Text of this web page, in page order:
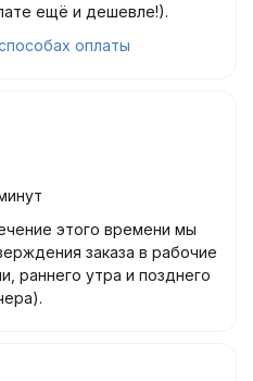
ещё и дешевле!).
оплаты
этого времени мы
заказа в рабочие
раннего утра и позднего